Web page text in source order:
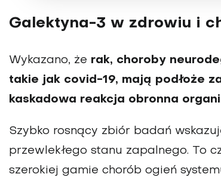
Galektyna-3 w zdrowiu i
Wykazano, że rak, choroby
takie jak covid-19, mają podłoże
kaskadowa reakcja obronna
Szybko rosnący zbiór badań
przewlekłego stanu zapalnego. To
szerokiej gamie chorób ogień